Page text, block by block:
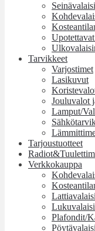
Tarvikkeet
Varjostimet
Lasikuvut
Jouluvalot
Lamput/
Tarjoustuotteet
Verkkokauppa
Plafondit/